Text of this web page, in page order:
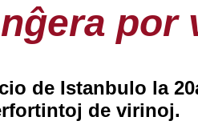
por
de Istanbulo la
de virinoj.